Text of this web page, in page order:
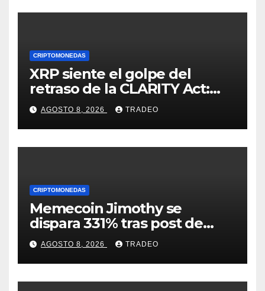
CRIPTOMONEDAS
XRP siente el golpe del
retraso de la CLARITY Act:
¿Podrá mantenerse por
encima de $1?
AGOSTO 8, 2026 TRADEO
CRIPTOMONEDAS
Memecoin Jimothy se
dispara 331% tras post de
Elon Musk sobre un
mapache
AGOSTO 8, 2026 TRADEO